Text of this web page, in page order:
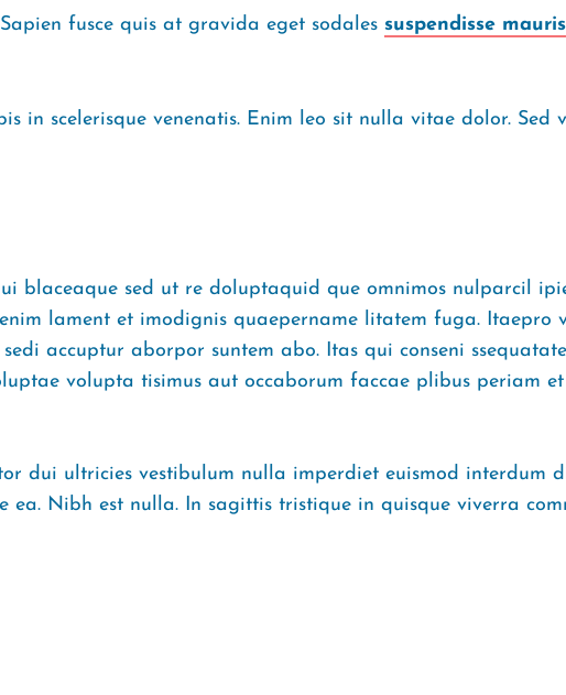
fusce quis at gravida eget sodales suspendisse mauris
in scelerisque venenatis. Enim leo sit nulla vitae dolor. Sed
blaceaque sed ut re doluptaquid que omnimos nulparcil
lament et imodignis quaepername litatem fuga. Itaepro
accuptur aborpor suntem abo. Itas qui conseni
volupta tisimus aut occaborum faccae plibus periam et
dui ultricies vestibulum nulla imperdiet euismod interdum
Nibh est nulla. In sagittis tristique in quisque viverra